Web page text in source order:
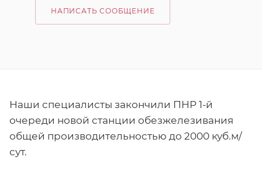
НАПИСАТЬ СООБЩЕНИЕ
Наши специалисты закончили ПНР 1-й
очереди новой станции обезжелезивания
общей производительностью до 2000 куб.м/
сут.